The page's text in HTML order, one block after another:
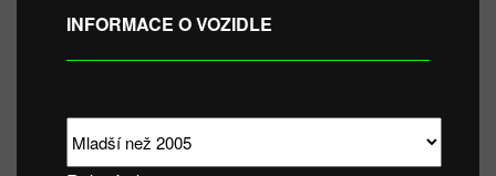
INFORMACE O VOZIDLE